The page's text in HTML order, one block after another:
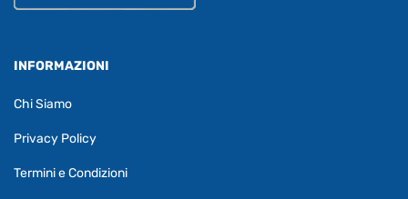
INFORMAZIONI
Chi Siamo
Privacy Policy
Termini e Condizioni